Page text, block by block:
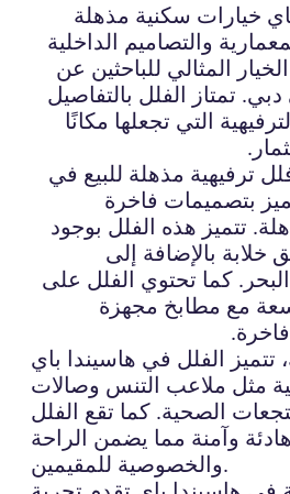
خيارات سكنية مذهلة
والتصاميم الداخلية
المثالي للباحثين عن
تمتاز الفلل بالتفاصيل
التي تجعلها مكانًا
ترفيهية مذهلة للبيع في
بتصميمات فاخرة
تتميز هذه الفلل بوجود
بالإضافة إلى
كما تحتوي الفلل على
مع مطابخ مجهزة
تتميز الفلل في هاسيندا باي
مثل ملاعب التنس وصالات
الصحية. كما تقع الفلل
وآمنة مما يضمن الراحة
والخصوصية للمقيمين.